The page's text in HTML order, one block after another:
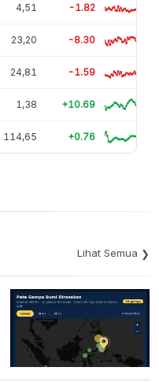
4,51 -1.82
23,20 -8.30
24,81 -1.59
1,38 +10.69
114,65 +0.76
Lihat Semua